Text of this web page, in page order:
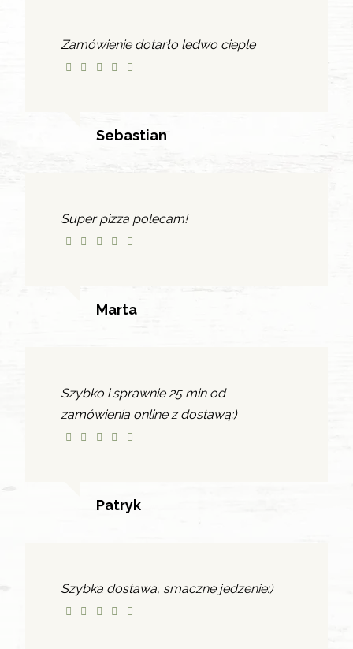
Zamówienie dotarło ledwo cieple
Sebastian
Super pizza polecam!
Marta
Szybko i sprawnie 25 min od
zamówienia online z dostawą:)
Patryk
Szybka dostawa, smaczne jedzenie:)